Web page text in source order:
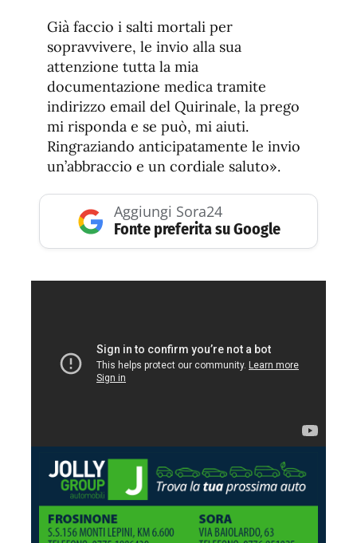
Già faccio i salti mortali per
sopravvivere, le invio alla sua
attenzione tutta la mia
documentazione medica tramite
indirizzo email del Quirinale, la prego
mi risponda e se può, mi aiuti.
Ringraziando anticipatamente le invio
un’abbraccio e un cordiale saluto».
Aggiungi Sora24
Fonte preferita su Google